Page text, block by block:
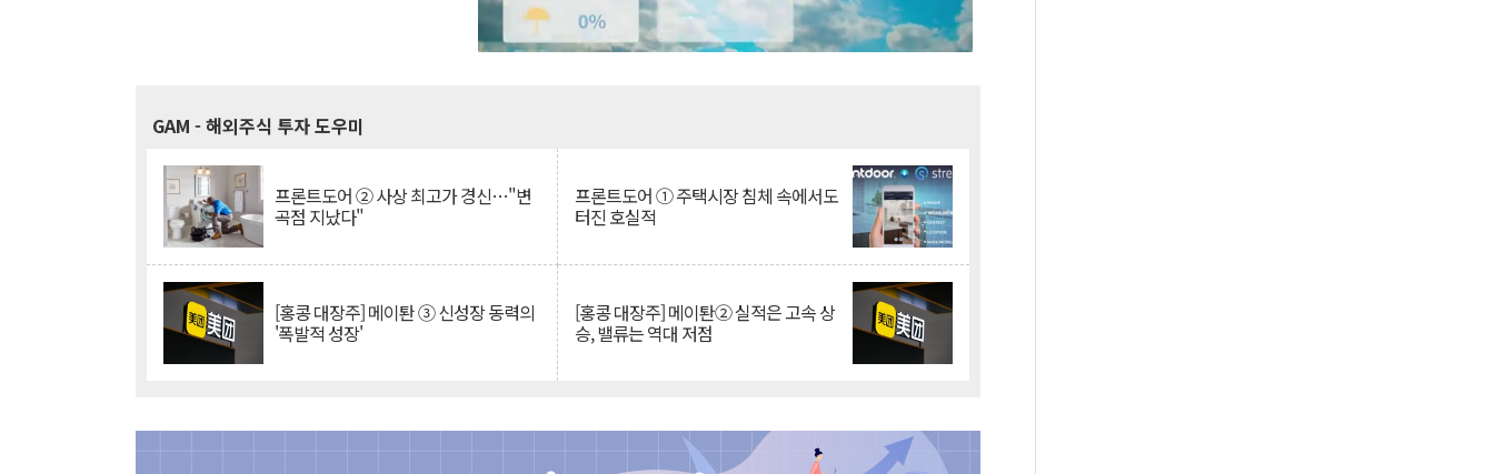
GAM - 해외주식 투자 도우미
프론트도어 ② 사상 최고가 경신…"변
곡점 지났다"
프론트도어 ① 주택시장 침체 속에서도
터진 호실적
[홍콩 대장주] 메이퇀 ③ 신성장 동력의
'폭발적 성장'
[홍콩 대장주] 메이퇀② 실적은 고속 상
승, 밸류는 역대 저점